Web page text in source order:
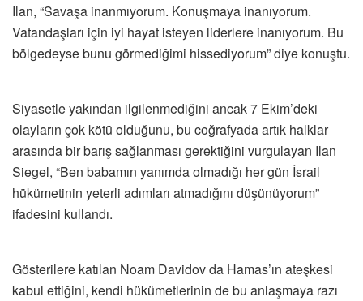
Ilan, “Savaşa inanmıyorum. Konuşmaya inanıyorum.
Vatandaşları için iyi hayat isteyen liderlere inanıyorum. Bu
bölgedeyse bunu görmediğimi hissediyorum” diye konuştu.
Siyasetle yakından ilgilenmediğini ancak 7 Ekim’deki
olayların çok kötü olduğunu, bu coğrafyada artık halklar
arasında bir barış sağlanması gerektiğini vurgulayan Ilan
Siegel, “Ben babamın yanımda olmadığı her gün İsrail
hükümetinin yeterli adımları atmadığını düşünüyorum”
ifadesini kullandı.
Gösterilere katılan Noam Davidov da Hamas’ın ateşkesi
kabul ettiğini, kendi hükümetlerinin de bu anlaşmaya razı